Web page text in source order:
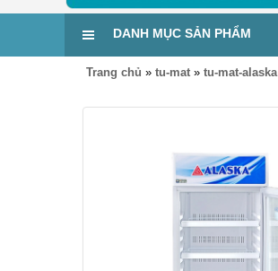
DANH MỤC SẢN PHẨM
Trang chủ » tu-mat » tu-mat-alaska